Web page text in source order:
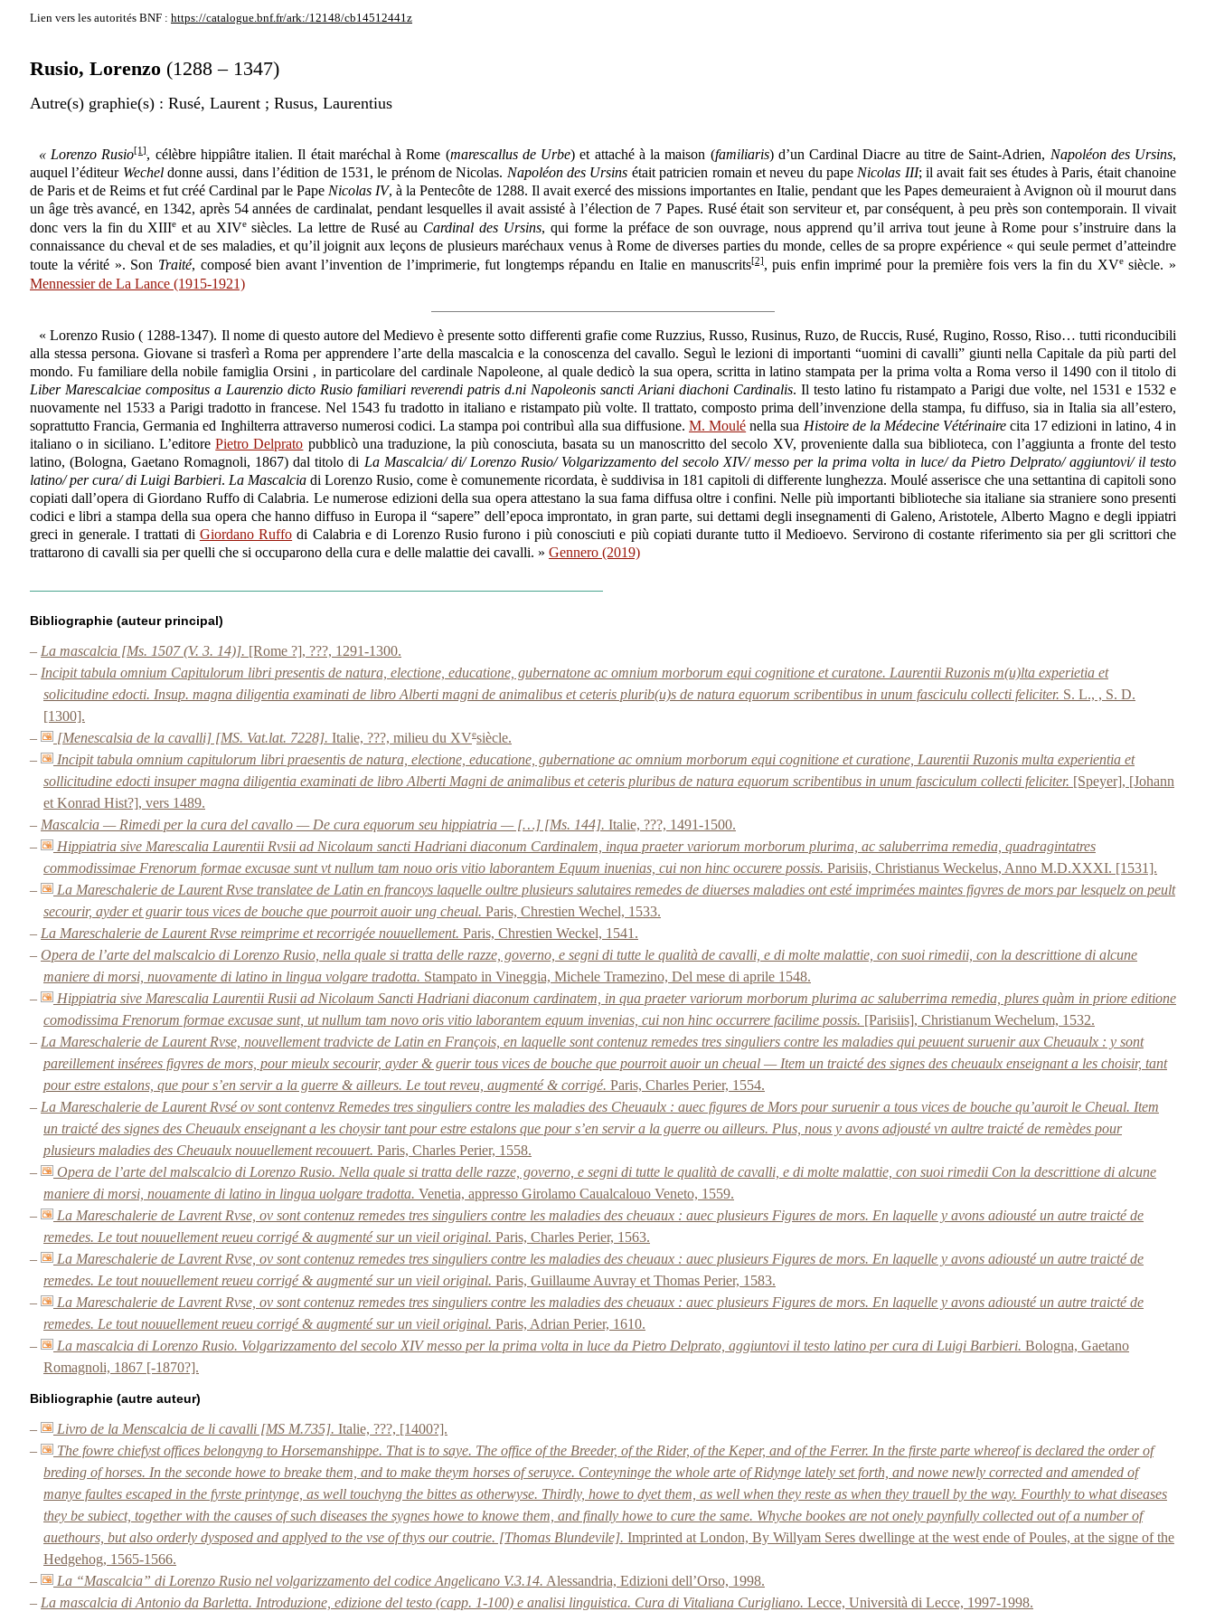
Lien vers les autorités BNF : https://catalogue.bnf.fr/ark:/12148/cb14512441z
Rusio, Lorenzo (1288 – 1347)
Autre(s) graphie(s) : Rusé, Laurent ; Rusus, Laurentius
« Lorenzo Rusio[1] , célèbre hippiâtre italien. Il était maréchal à Rome (marescallus de Urbe) et attaché à la maison (familiaris) d’un Cardinal Diacre au titre de Saint-Adrien, Napoléon des Ursins,
auquel l’éditeur Wecheldonne aussi, dans l’édition de 1531, le prénom de Nicolas. Napoléon des Ursins était patricien romain et neveu du pape Nicolas III; il avait fait ses études à Paris, était chanoine
de Paris et de Reims et fut créé Cardinal par le Pape Nicolas IV, à la Pentecôte de 1288. Il avait exercé des missions importantes en Italie, pendant que les Papes demeuraient à Avignon où il mourut dans
un âge très avancé, en 1342, après 54 années de cardinalat, pendant lesquelles il avait assisté à l’élection de 7 Papes. Rusé était son serviteur et, par conséquent, à peu près son contemporain. Il vivait
donc vers la fin du XIIIe et au XIVe siècles. La lettre de Rusé au Cardinal des Ursins, qui forme la préface de son ouvrage, nous apprend qu’il arriva tout jeune à Rome pour s’instruire dans la
connaissance du cheval et de ses maladies, et qu’il joignit aux leçons de plusieurs maréchaux venus à Rome de diverses parties du monde, celles de sa propre expérience « qui seule permet d’atteindre
toute la vérité ». Son Traité, composé bien avant l’invention de l’imprimerie, fut longtemps répandu en Italie en manuscrits[2] , puis enfin imprimé pour la première fois vers la fin du XVesiècle. »
Mennessier de La Lance (1915-1921)
« Lorenzo Rusio ( 1288-1347). Il nome di questo autore del Medievo è presente sotto differenti grafie come Ruzzius, Russo, Rusinus, Ruzo, de Ruccis, Rusé, Rugino, Rosso, Riso… tutti riconducibili
alla stessa persona. Giovane si trasferì a Roma per apprendere l’arte della mascalcia e la conoscenza del cavallo. Seguì le lezioni di importanti “uomini di cavalli” giunti nella Capitale da più parti del
mondo. Fu familiare della nobile famiglia Orsini , in particolare del cardinale Napoleone, al quale dedicò la sua opera, scritta in latino stampata per la prima volta a Roma verso il 1490 con il titolo di
Liber Marescalciae compositus a Laurenzio dicto Rusio familiari reverendi patris d.ni Napoleonis sancti Ariani diachoni Cardinalis. Il testo latino fu ristampato a Parigi due volte, nel 1531 e 1532 e
nuovamente nel 1533 a Parigi tradotto in francese. Nel 1543 fu tradotto in italiano e ristampato più volte. Il trattato, composto prima dell’invenzione della stampa, fu diffuso, sia in Italia sia all’estero,
soprattutto Francia, Germania ed Inghilterra attraverso numerosi codici. La stampa poi contribuì alla sua diffusione. M. Moulé nella sua Histoire de la Médecine Vétérinaire cita 17 edizioni in latino, 4 in
italiano o in siciliano. L’editorePietro Delprato pubblicò una traduzione, la più conosciuta, basata su un manoscritto del secolo XV, proveniente dalla sua biblioteca, con l’aggiunta a fronte del testo
latino, (Bologna, Gaetano Romagnoli, 1867) dal titolo di La Mascalcia/ di/ Lorenzo Rusio/ Volgarizzamento del secolo XIV/ messo per la prima volta in luce/ da Pietro Delprato/ aggiuntovi/ il testo
latino/ per cura/ di Luigi Barbieri. La Mascalcia di Lorenzo Rusio, come è comunemente ricordata, è suddivisa in 181 capitoli di differente lunghezza. Moulé asserisce che una settantina di capitoli sono
copiati dall’opera di Giordano Ruffo di Calabria. Le numerose edizioni della sua opera attestano la sua fama diffusa oltre i confini. Nelle più importanti biblioteche sia italiane sia straniere sono presenti
codici e libri a stampa della sua opera che hanno diffuso in Europa il “sapere” dell’epoca improntato, in gran parte, sui dettami degli insegnamenti di Galeno, Aristotele, Alberto Magno e degli ippiatri
greci in generale. I trattati di Giordano Ruffo di Calabria e di Lorenzo Rusio furono i più conosciuti e più copiati durante tutto il Medioevo. Servirono di costante riferimento sia per gli scrittori che
trattarono di cavalli sia per quelli che si occuparono della cura e delle malattie dei cavalli. » Gennero (2019)
Bibliographie (auteur principal)
– La mascalcia [Ms. 1507 (V. 3. 14)]. [Rome ?], ???, 1291-1300.
– Incipit tabula omnium Capitulorum libri presentis de natura, electione, educatione, gubernatone ac omnium morborum equi cognitione et curatone. Laurentii Ruzonis m(u)lta experietia et
solicitudine edocti. Insup. magna diligentia examinati de libro Alberti magni de animalibus et ceteris plurib(u)s de natura equorum scribentibus in unum fasciculu collecti feliciter. S. L., , S. D.
[1300].
–
[Menescalsia de la cavalli] [MS. Vat.lat. 7228]. Italie, ???, milieu du XVesiècle.
–
Incipit tabula omnium capitulorum libri praesentis de natura, electione, educatione, gubernatione ac omnium morborum equi cognitione et curatione, Laurentii Ruzonis multa experientia et
sollicitudine edocti insuper magna diligentia examinati de libro Alberti Magni de animalibus et ceteris pluribus de natura equorum scribentibus in unum fasciculum collecti feliciter. [Speyer], [Johann
et Konrad Hist?], vers 1489.
– Mascalcia — Rimedi per la cura del cavallo — De cura equorum seu hippiatria — […] [Ms. 144]. Italie, ???, 1491-1500.
–
Hippiatria sive Marescalia Laurentii Rvsii ad Nicolaum sancti Hadriani diaconum Cardinalem, inqua praeter variorum morborum plurima, ac saluberrima remedia, quadragintatres
commodissimae Frenorum formae excusae sunt vt nullum tam nouo oris vitio laborantem Equum inuenias, cui non hinc occurere possis. Parisiis, Christianus Weckelus, Anno M.D.XXXI. [1531].
–
La Mareschalerie de Laurent Rvse translatee de Latin en francoys laquelle oultre plusieurs salutaires remedes de diuerses maladies ont esté imprimées maintes figvres de mors par lesquelz on peult
secourir, ayder et guarir tous vices de bouche que pourroit auoir ung cheual. Paris, Chrestien Wechel, 1533.
– La Mareschalerie de Laurent Rvse reimprime et recorrigée nouuellement. Paris, Chrestien Weckel, 1541.
– Opera de l’arte del malscalcio di Lorenzo Rusio, nella quale si tratta delle razze, governo, e segni di tutte le qualità de cavalli, e di molte malattie, con suoi rimedii, con la descrittione di alcune
maniere di morsi, nuovamente di latino in lingua volgare tradotta. Stampato in Vineggia, Michele Tramezino, Del mese di aprile 1548.
–
Hippiatria sive Marescalia Laurentii Rusii ad Nicolaum Sancti Hadriani diaconum cardinatem, in qua praeter variorum morborum plurima ac saluberrima remedia, plures quàm in priore editione
comodissima Frenorum formae excusae sunt, ut nullum tam novo oris vitio laborantem equum invenias, cui non hinc occurrere facilime possis. [Parisiis], Christianum Wechelum, 1532.
– La Mareschalerie de Laurent Rvse, nouvellement tradvicte de Latin en François, en laquelle sont contenuz remedes tres singuliers contre les maladies qui peuuent suruenir aux Cheuaulx : y sont
pareillement insérees figvres de mors, pour mieulx secourir, ayder & guerir tous vices de bouche que pourroit auoir un cheual — Item un traicté des signes des cheuaulx enseignant a les choisir, tant
pour estre estalons, que pour s’en servir a la guerre & ailleurs. Le tout reveu, augmenté & corrigé. Paris, Charles Perier, 1554.
– La Mareschalerie de Laurent Rvsé ov sont contenvz Remedes tres singuliers contre les maladies des Cheuaulx : auec figures de Mors pour suruenir a tous vices de bouche qu’auroit le Cheual. Item
un traicté des signes des Cheuaulx enseignant a les choysir tant pour estre estalons que pour s’en servir a la guerre ou ailleurs. Plus, nous y avons adjousté vn aultre traicté de remèdes pour
plusieurs maladies des Cheuaulx nouuellement recouuert. Paris, Charles Perier, 1558.
–
Opera de l’arte del malscalcio di Lorenzo Rusio. Nella quale si tratta delle razze, governo, e segni di tutte le qualità de cavalli, e di molte malattie, con suoi rimedii Con la descrittione di alcune
maniere di morsi, nouamente di latino in lingua uolgare tradotta. Venetia, appresso Girolamo Caualcalouo Veneto, 1559.
–
La Mareschalerie de Lavrent Rvse, ov sont contenuz remedes tres singuliers contre les maladies des cheuaux : auec plusieurs Figures de mors. En laquelle y avons adiousté un autre traicté de
remedes. Le tout nouuellement reueu corrigé & augmenté sur un vieil original. Paris, Charles Perier, 1563.
–
La Mareschalerie de Lavrent Rvse, ov sont contenuz remedes tres singuliers contre les maladies des cheuaux : auec plusieurs Figures de mors. En laquelle y avons adiousté un autre traicté de
remedes. Le tout nouuellement reueu corrigé & augmenté sur un vieil original. Paris, Guillaume Auvray et Thomas Perier, 1583.
–
La Mareschalerie de Lavrent Rvse, ov sont contenuz remedes tres singuliers contre les maladies des cheuaux : auec plusieurs Figures de mors. En laquelle y avons adiousté un autre traicté de
remedes. Le tout nouuellement reueu corrigé & augmenté sur un vieil original. Paris, Adrian Perier, 1610.
–
La mascalcia di Lorenzo Rusio. Volgarizzamento del secolo XIV messo per la prima volta in luce da Pietro Delprato, aggiuntovi il testo latino per cura di Luigi Barbieri. Bologna, Gaetano
Romagnoli, 1867 [-1870?].
Bibliographie (autre auteur)
– Livro de la Menscalcia de li cavalli [MS M.735]. Italie, ???, [1400?].
–
The fowre chiefyst offices belongyng to Horsemanshippe. That is to saye. The office of the Breeder, of the Rider, of the Keper, and of the Ferrer. In the firste parte whereof is declared the order of
breding of horses. In the seconde howe to breake them, and to make theym horses of seruyce. Conteyninge the whole arte of Ridynge lately set forth, and nowe newly corrected and amended of
manye faultes escaped in the fyrste printynge, as well touchyng the bittes as otherwyse. Thirdly, howe to dyet them, as well when they reste as when they trauell by the way. Fourthly to what diseases
they be subiect, together with the causes of such diseases the sygnes howe to knowe them, and finally howe to cure the same. Whyche bookes are not onely paynfully collected out of a number of
auethours, but also orderly dysposed and applyed to the vse of thys our coutrie. [Thomas Blundevile]. Imprinted at London, By Willyam Seres dwellinge at the west ende of Poules, at the signe of the
Hedgehog, 1565-1566.
–
La “Mascalcia” di Lorenzo Rusio nel volgarizzamento del codice Angelicano V.3.14. Alessandria, Edizioni dell’Orso, 1998.
– La mascalcia di Antonio da Barletta. Introduzione, edizione del testo (capp. 1-100) e analisi linguistica. Cura di Vitaliana Curigliano. Lecce, Università di Lecce, 1997-1998.